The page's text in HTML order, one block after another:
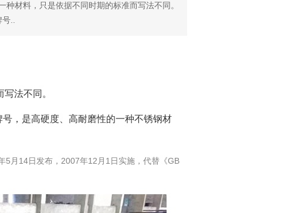
材料，只是依据不同时期的标准而写法不同。
..
法不同。
，是高硬度、高耐磨性的一种不锈钢材
5月14日发布，2007年12月1日实施，代替《GB